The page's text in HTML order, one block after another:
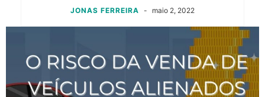
JONAS FERREIRA - maio 2, 2022